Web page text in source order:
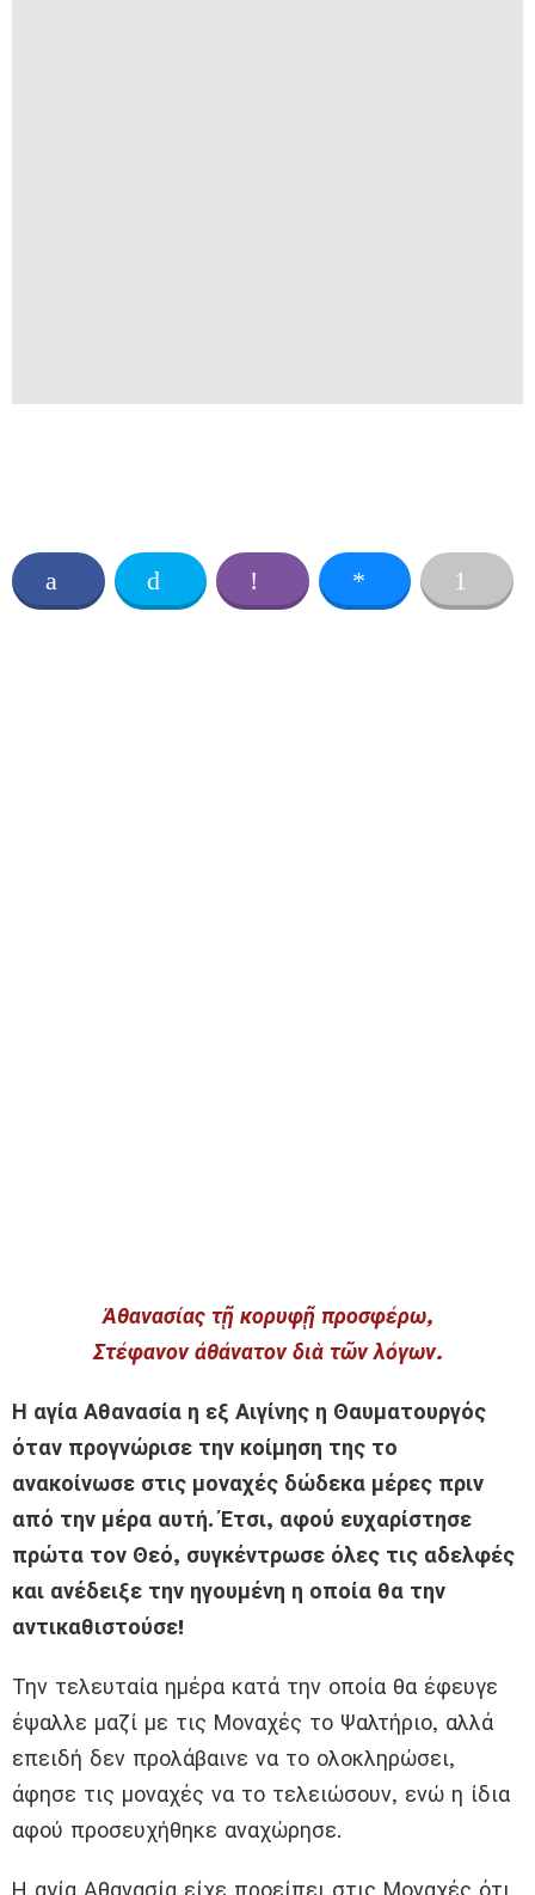
Ἀθανασίας τῇ κορυφῇ προσφέρω,
Στέφανον ἀθάνατον διὰ τῶν λόγων.
Η αγία Αθανασία η εξ Αιγίνης η Θαυματουργός
όταν προγνώρισε την κοίμηση της το
ανακοίνωσε στις μοναχές δώδεκα μέρες πριν
από την μέρα αυτή. Έτσι, αφού ευχαρίστησε
πρώτα τον Θεό, συγκέντρωσε όλες τις αδελφές
και ανέδειξε την ηγουμένη η οποία θα την
αντικαθιστούσε!
Την τελευταία ημέρα κατά την οποία θα έφευγε
έψαλλε μαζί με τις Μοναχές το Ψαλτήριο, αλλά
επειδή δεν προλάβαινε να το ολοκληρώσει,
άφησε τις μοναχές να το τελειώσουν, ενώ η ίδια
αφού προσευχήθηκε αναχώρησε.
Η αγία Αθανασία είχε προείπει στις Μοναχές ότι